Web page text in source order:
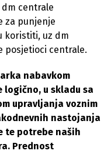
dm centrale
za punjenje
koristiti, uz dm
posjetioci centrale.
nabavkom
u skladu sa
upravljanja voznim
nastojanja
te potrebe naših
Prednost